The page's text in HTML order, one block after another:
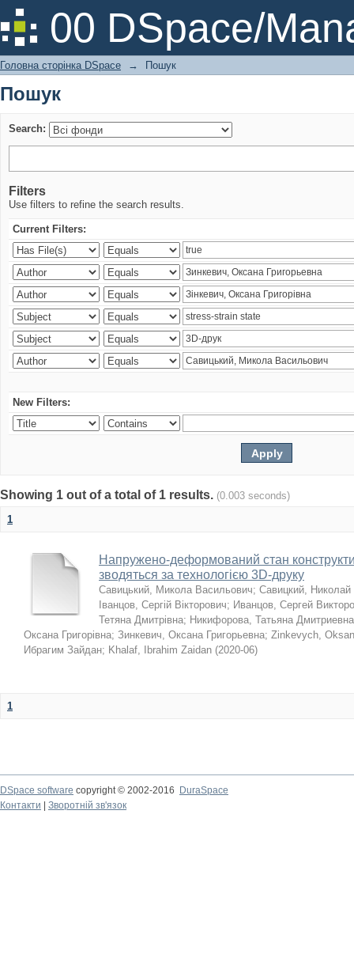
00 DSpace/
Пошук
Головна сторінка DSpace → Пошук
Пошук
Search:
Filters
Use filters to refine the search results.
Current Filters:
New Filters:
Showing 1 out of a total of 1 results. (0.003 seconds)
1
Напружено-деформований стан
зводяться за технологією 3D-друку
Савицький, Микола Васильович; Савицкий,
Іванцов, Сергій Вікторович; Иванцов, Сергей
Тетяна Дмитрівна; Никифорова, Татьяна Дмитриевна
Оксана Григорівна; Зинкевич, Оксана Григорьевна; Zinkevych,
Ибрагим Зайдан; Khalaf, Ibrahim Zaidan (2020-06)
1
DSpace software copyright © 2002-2016
DuraSpace
Контакти
Зворотній зв'язок